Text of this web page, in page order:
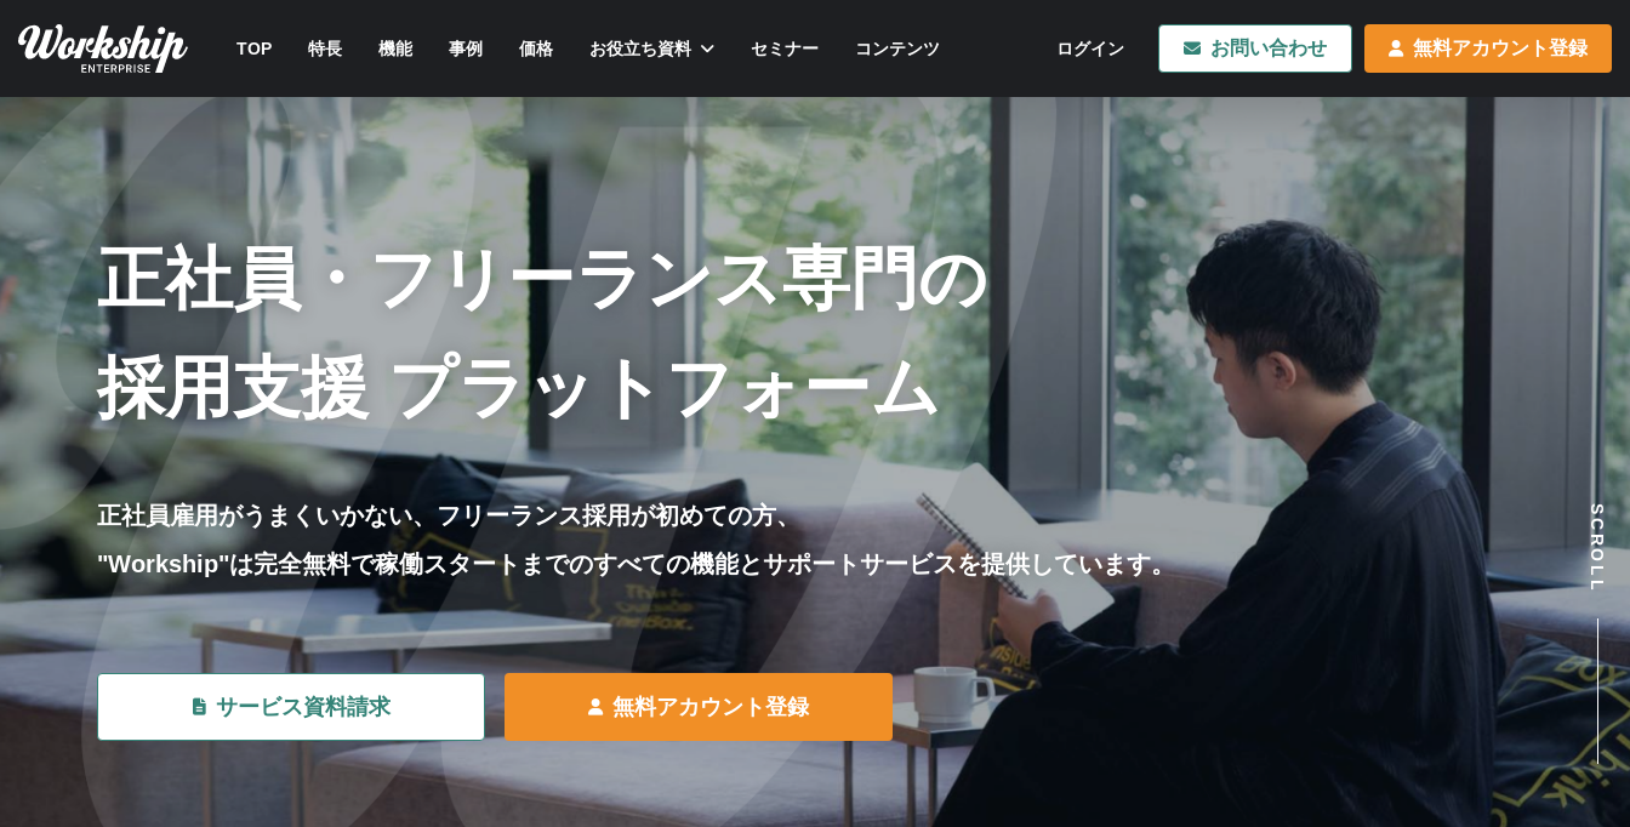
TOP 特長 機能 事例 価格 お役立ち資料 セミナー コンテンツ ログイン お問い合わせ 無料アカウント登録
正社員 ・ フリーランス専門の
採用支援 プラットフォーム
正社員雇用がうまくいかない、フリーランス採用が初めての方、
"Workship"は完全無料で稼働スタートまでのすべての機能とサポートサービスを提供しています。
サービス資料請求 無料アカウント登録
SCROLL